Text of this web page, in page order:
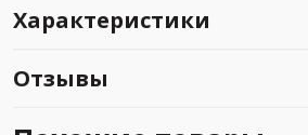
Характеристики
Отзывы